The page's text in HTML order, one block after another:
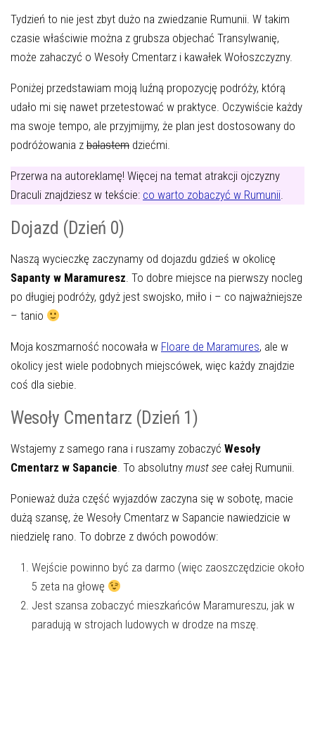
Tydzień to nie jest zbyt dużo na zwiedzanie Rumunii. W takim
czasie właściwie można z grubsza objechać Transylwanię,
może zahaczyć o Wesoły Cmentarz i kawałek Wołoszczyzny.
Poniżej przedstawiam moją luźną propozycję podróży, którą
udało mi się nawet przetestować w praktyce. Oczywiście każdy
ma swoje tempo, ale przyjmijmy, że plan jest dostosowany do
podróżowania z balastem dziećmi.
Przerwa na autoreklamę! Więcej na temat atrakcji ojczyzny
Draculi znajdziesz w tekście: co warto zobaczyć w Rumunii.
Dojazd (Dzień 0)
Naszą wycieczkę zaczynamy od dojazdu gdzieś w okolicę
Sapanty w Maramuresz. To dobre miejsce na pierwszy nocleg
po długiej podróży, gdyż jest swojsko, miło i – co najważniejsze
– tanio
Moja koszmarność nocowała w Floare de Maramures, ale w
okolicy jest wiele podobnych miejscówek, więc każdy znajdzie
coś dla siebie.
Wesoły Cmentarz (Dzień 1)
Wstajemy z samego rana i ruszamy zobaczyć Wesoły
Cmentarz w Sapancie. To absolutny must see całej Rumunii.
Ponieważ duża część wyjazdów zaczyna się w sobotę, macie
dużą szansę, że Wesoły Cmentarz w Sapancie nawiedzicie w
niedzielę rano. To dobrze z dwóch powodów:
Wejście powinno być za darmo (więc zaoszczędzicie około
5 zeta na głowę
Jest szansa zobaczyć mieszkańców Maramureszu, jak w
paradują w strojach ludowych w drodze na mszę.